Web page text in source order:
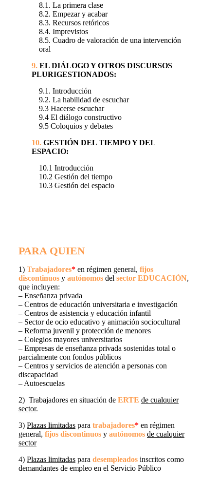
8.1. La primera clase
8.2. Empezar y acabar
8.3. Recursos retóricos
8.4. Imprevistos
8.5. Cuadro de valoración de una intervención
oral
9.EL DIÁLOGO Y OTROS DISCURSOS
PLURIGESTIONADOS:
9.1. Introducción
9.2. La habilidad de escuchar
9.3 Hacerse escuchar
9.4 El diálogo constructivo
9.5 Coloquios y debates
10.GESTIÓN DEL TIEMPO Y DEL
ESPACIO:
10.1 Introducción
10.2 Gestión del tiempo
10.3 Gestión del espacio
PARA QUIEN
1) Trabajadores* en régimen general, fijos
discontinuos y autónomos del sector EDUCACIÓN,
que incluyen:
– Enseñanza privada
– Centros de educación universitaria e investigación
– Centros de asistencia y educación infantil
– Sector de ocio educativo y animación sociocultural
– Reforma juvenil y protección de menores
– Colegios mayores universitarios
– Empresas de enseñanza privada sostenidas total o
parcialmente con fondos públicos
– Centros y servicios de atención a personas con
discapacidad
– Autoescuelas
2) Trabajadores en situación de ERTE de cualquier
sector.
3) Plazas limitadas para trabajadores* en régimen
general, fijos discontinuos y autónomos de cualquier
sector
4) Plazas limitadas para desempleados inscritos como
demandantes de empleo en el Servicio Público